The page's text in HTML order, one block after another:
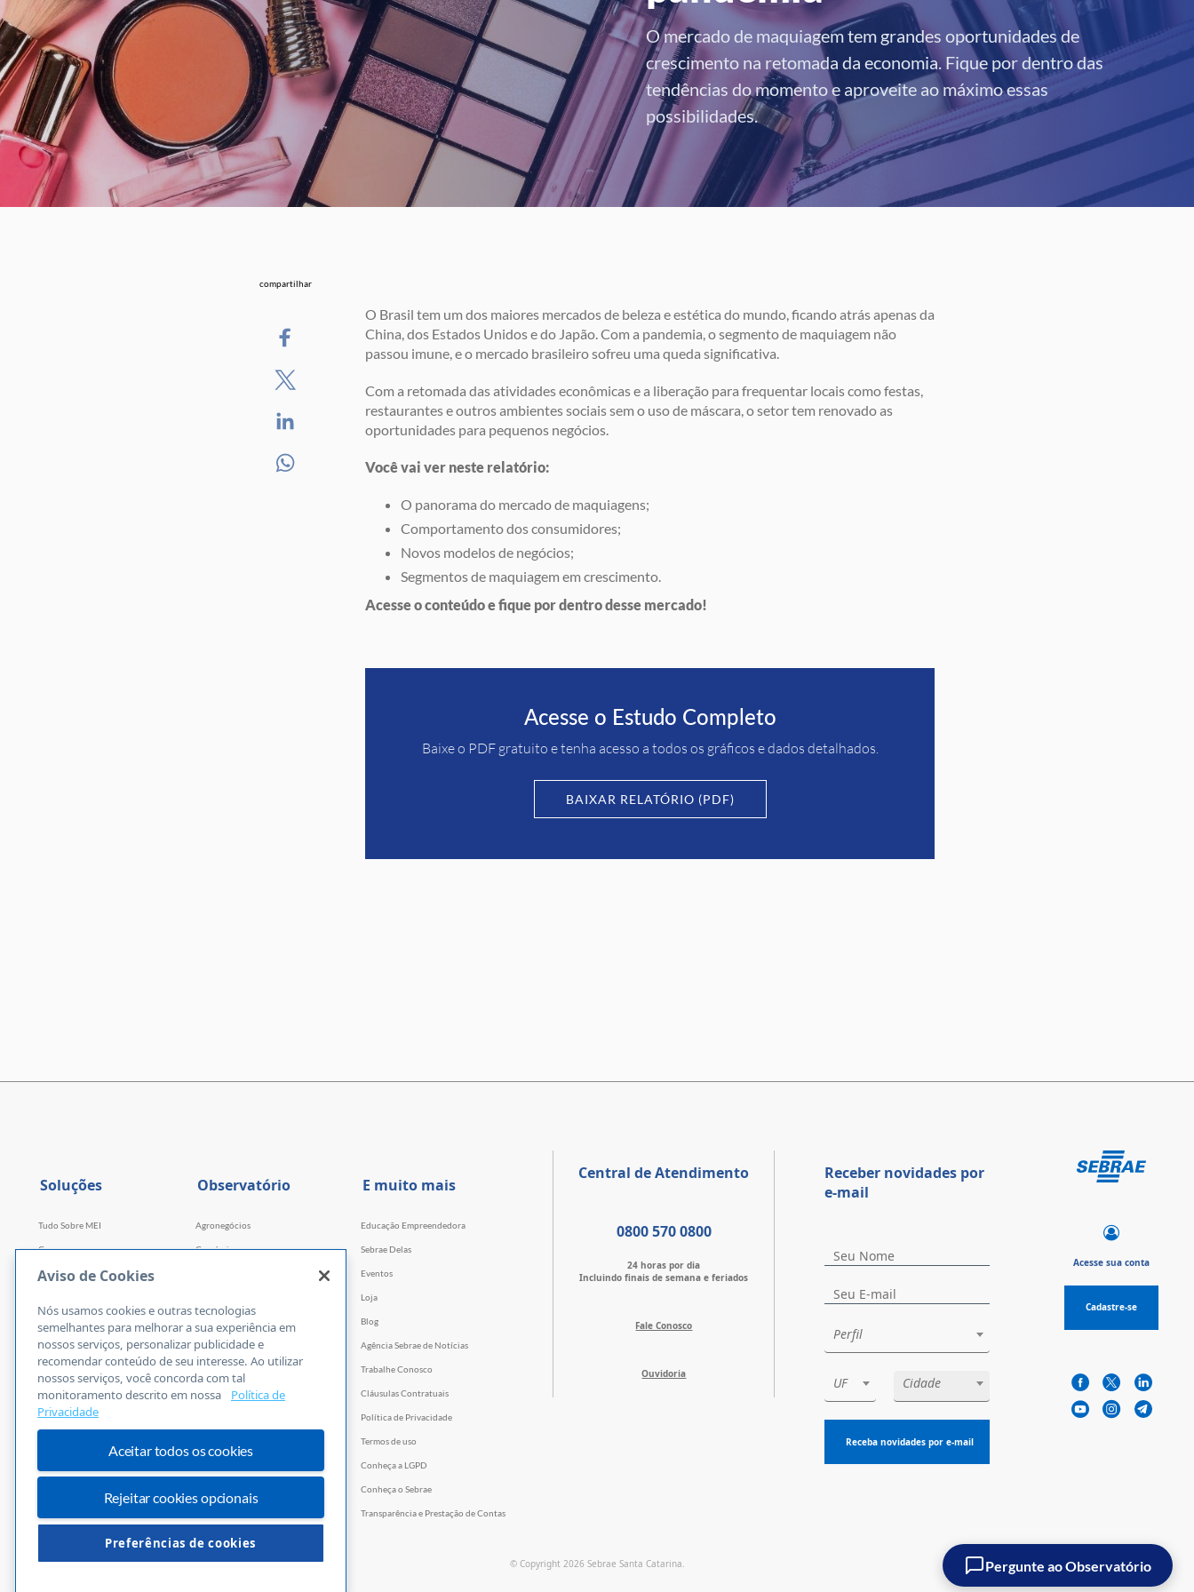
O mercado de maquiagem tem grandes oportunidades de
crescimento na retomada da economia. Fique por dentro das
tendências do momento e aproveite ao máximo essas
possibilidades.
compartilhar
O Brasil tem um dos maiores mercados de beleza e estética do mundo, ficando atrás apenas da
China, dos Estados Unidos e do Japão. Com a pandemia, o segmento de maquiagem não
passou imune, e o mercado brasileiro sofreu uma queda significativa.
Com a retomada das atividades econômicas e a liberação para frequentar locais como festas,
restaurantes e outros ambientes sociais sem o uso de máscara, o setor tem renovado as
oportunidades para pequenos negócios.
Você vai ver neste relatório:
O panorama do mercado de maquiagens;
Comportamento dos consumidores;
Novos modelos de negócios;
Segmentos de maquiagem em crescimento.
Acesse o conteúdo e fique por dentro desse mercado!
Acesse o Estudo Completo
Baixe o PDF gratuito e tenha acesso a todos os gráficos e dados detalhados.
BAIXAR RELATÓRIO (PDF)
Pergunte ao Observatório
Soluções
Tudo Sobre MEI
Cursos
Cursos por WhatsApp
Faculdade Sebrae
Webinars
Empretec
PGA
Ferramentas
Observatório
Agronegócios
Comércio
Tecnologia e Startups
E muito mais
Educação Empreendedora
Sebrae Delas
Eventos
Loja
Blog
Agência Sebrae de Notícias
Trabalhe Conosco
Cláusulas Contratuais
Política de Privacidade
Termos de uso
Conheça a LGPD
Conheça o Sebrae
Transparência e Prestação de Contas
Central de Atendimento
0800 570 0800
24 horas por dia
Incluindo finais de semana e feriados
Fale Conosco
Ouvidoria
Receber novidades por
e-mail
Perfil
UF Cidade
Receba novidades por e-mail
Acesse sua conta
Cadastre-se
© Copyright 2026 Sebrae Santa Catarina.
Aviso de Cookies
Nós usamos cookies e outras tecnologias
semelhantes para melhorar a sua experiência em
nossos serviços, personalizar publicidade e
recomendar conteúdo de seu interesse. Ao utilizar
nossos serviços, você concorda com tal
monitoramento descrito em nossa
Política de
Privacidade
Aceitar todos os cookies
Rejeitar cookies opcionais
Preferências de cookies